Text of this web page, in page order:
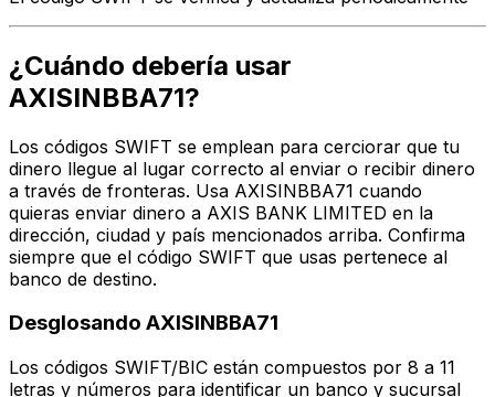
¿Cuándo debería usar
AXISINBBA71?
Los códigos SWIFT se emplean para cerciorar que tu
dinero llegue al lugar correcto al enviar o recibir dinero
a través de fronteras. Usa AXISINBBA71 cuando
quieras enviar dinero a AXIS BANK LIMITED en la
dirección, ciudad y país mencionados arriba. Confirma
siempre que el código SWIFT que usas pertenece al
banco de destino.
Desglosando AXISINBBA71
Los códigos SWIFT/BIC están compuestos por 8 a 11
letras y números para identificar un banco y sucursal